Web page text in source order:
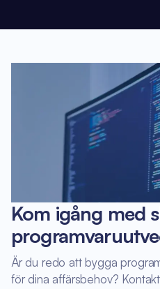
Kom igång med
Är du redo att bygga
för dina affärsbehov?